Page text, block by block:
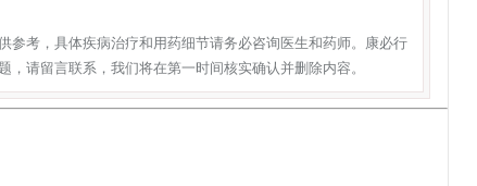
参考，具体疾病治疗和用药细节请务必咨询医生和药师。康必行
请留言联系，我们将在第一时间核实确认并删除内容。